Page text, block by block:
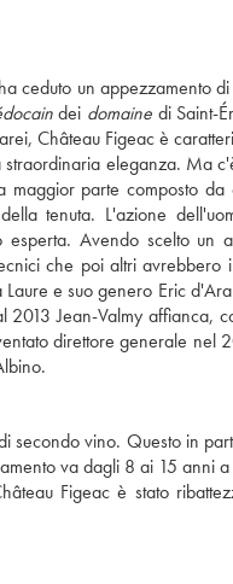
ceduto un appezzamento
dei domaine di Saint-
Château Figeac è
eleganza. Ma
parte composto da
tenuta. L'azione
Avendo scelto un
che poi altri avrebbero
e suo genero Eric
Jean-Valmy affianca,
direttore generale nel
secondo vino. Questo in
va dagli 8 ai 15 anni
Figeac è stato